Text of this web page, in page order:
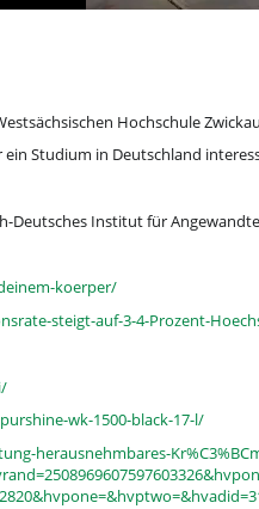
Hochschule
Studium in Deutschland
Deutsches Institut für
koerper/
steigt-auf-3-4-Prozent-
wk-1500-black-17-l/
herausnehmbares-